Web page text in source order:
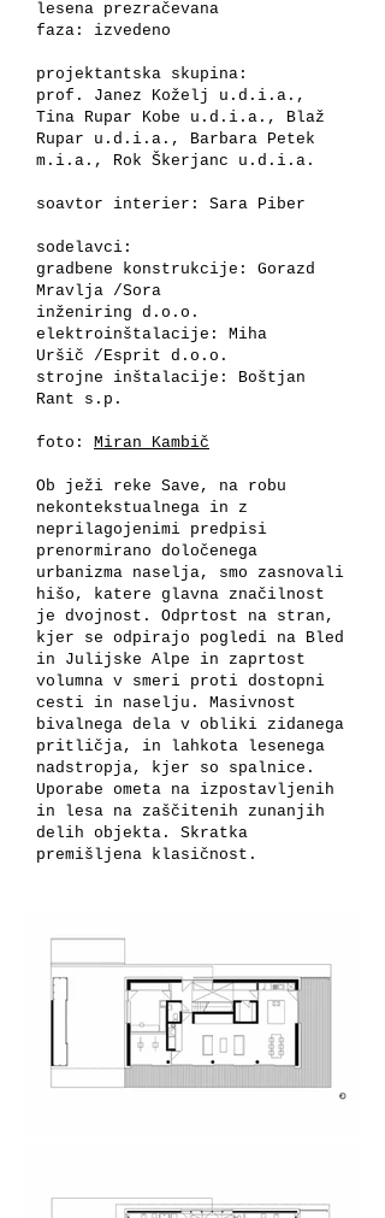
lesena prezračevana
faza: izvedeno
projektantska skupina:
prof. Janez Koželj u.d.i.a.,
Tina Rupar Kobe u.d.i.a., Blaž
Rupar u.d.i.a., Barbara Petek
m.i.a., Rok Škerjanc u.d.i.a.
soavtor interier: Sara Piber
sodelavci:
gradbene konstrukcije: Gorazd
Mravlja /Sora
inženiring d.o.o.
elektroinštalacije: Miha
Uršič /Esprit d.o.o.
strojne inštalacije: Boštjan
Rant s.p.
foto: Miran Kambič
Ob ježi reke Save, na robu
nekontekstualnega in z
neprilagojenimi predpisi
prenormirano določenega
urbanizma naselja, smo zasnovali
hišo, katere glavna značilnost
je dvojnost. Odprtost na stran,
kjer se odpirajo pogledi na Bled
in Julijske Alpe in zaprtost
volumna v smeri proti dostopni
cesti in naselju. Masivnost
bivalnega dela v obliki zidanega
pritličja, in lahkota lesenega
nadstropja, kjer so spalnice.
Uporabe ometa na izpostavljenih
in lesa na zaščitenih zunanjih
delih objekta. Skratka
premišljena klasičnost.